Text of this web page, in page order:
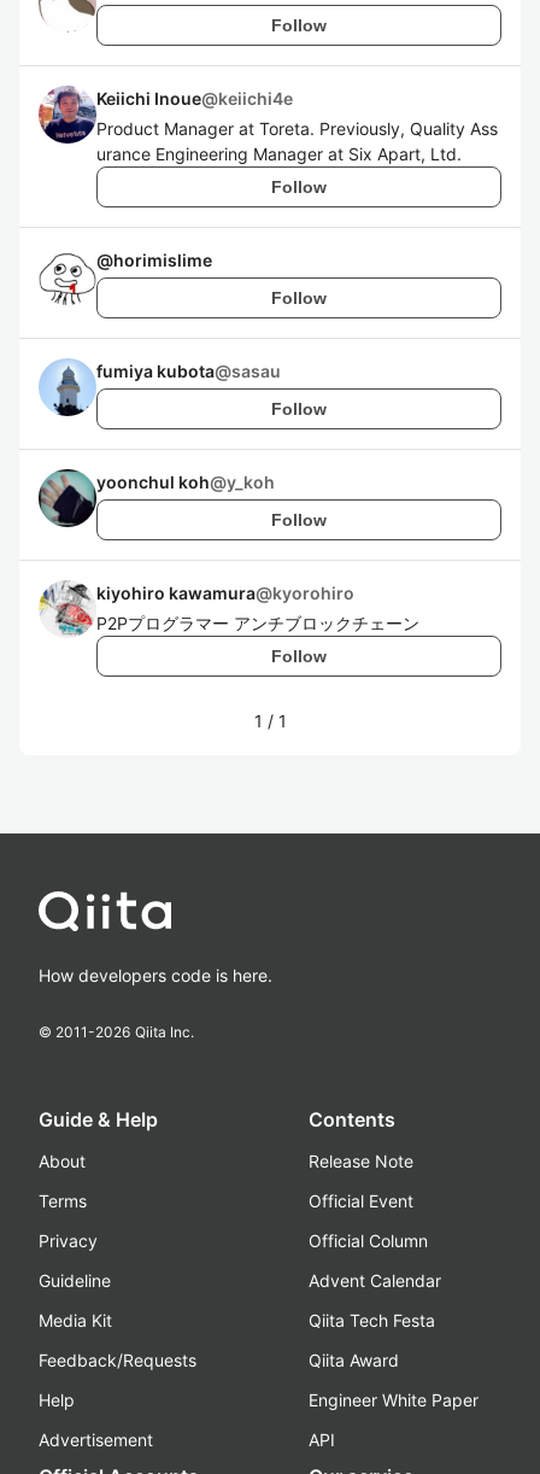
Follow
Keiichi Inoue@keiichi4e
Product Manager at Toreta. Previously, Quality Ass
urance Engineering Manager at Six Apart, Ltd.
Follow
@horimislime
Follow
fumiya kubota@sasau
Follow
yoonchul koh@y_koh
Follow
kiyohiro kawamura@kyorohiro
P2Pプログラマー アンチブロックチェーン
Follow
1 / 1
How developers code is here.
© 2011-2026 Qiita Inc.
Guide & Help
About
Terms
Privacy
Guideline
Media Kit
Feedback/Requests
Help
Advertisement
Contents
Release Note
Official Event
Official Column
Advent Calendar
Qiita Tech Festa
Qiita Award
Engineer White Paper
API